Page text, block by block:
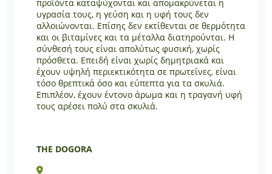
προϊόντα καταψύχονται και απομακρύνεται η
υγρασία τους, η γεύση και η υφή τους δεν
αλλοιώνονται. Επίσης δεν εκτίθενται σε θερμότητα
και οι βιταμίνες και τα μέταλλα διατηρούνται. Η
σύνθεσή τους είναι απολύτως φυσική, χωρίς
πρόσθετα. Επειδή είναι χωρίς δημητριακά και
έχουν υψηλή περιεκτικότητα σε πρωτεΐνες, είναι
τόσο θρεπτικά όσο και εύπεπτα για τα σκυλιά.
Επιπλέον, έχουν έντονο άρωμα και η τραγανή υφή
τους αρέσει πολύ στα σκυλιά.
THE DOGORA